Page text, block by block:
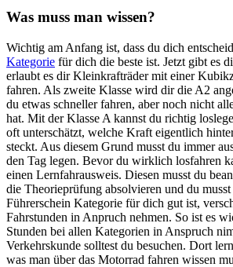
Was muss man wissen?
Wichtig am Anfang ist, dass du dich
Kategorie für dich die beste ist. Jetzt gibt es
erlaubt es dir Kleinkrafträder mit einer
fahren. Als zweite Klasse wird dir die A2
du etwas schneller fahren, aber noch nicht
hat. Mit der Klasse A kannst du richtig
oft unterschätzt, welche Kraft eigentlich
steckt. Aus diesem Grund musst du immer
den Tag legen. Bevor du wirklich losfahren
einen Lernfahrausweis. Diesen musst du
die Theorieprüfung absolvieren und du
Führerschein Kategorie für dich gut ist,
Fahrstunden in Anpruch nehmen. So ist es
Stunden bei allen Kategorien in Anspruch
Verkehrskunde solltest du besuchen. Dort
was man über das Motorrad fahren wissen